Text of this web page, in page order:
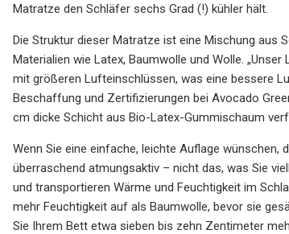
Matratze den Schläfer sechs Grad (!) kühler hält.
Die Struktur dieser Matratze ist eine Mischung aus
Materialien wie Latex, Baumwolle und Wolle.
mit größeren Lufteinschlüssen, was eine bessere
Beschaffung und Zertifizierungen bei Avocado
cm dicke Schicht aus Bio-Latex-Gummischaum
Wenn Sie eine einfache, leichte Auflage
überraschend atmungsaktiv – nicht das, was Sie
und transportieren Wärme und Feuchtigkeit im
mehr Feuchtigkeit auf als Baumwolle, bevor sie
Sie Ihrem Bett etwa sieben bis zehn Zentimeter